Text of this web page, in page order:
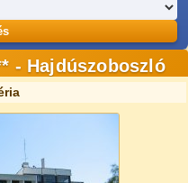
- Hajdúszoboszló